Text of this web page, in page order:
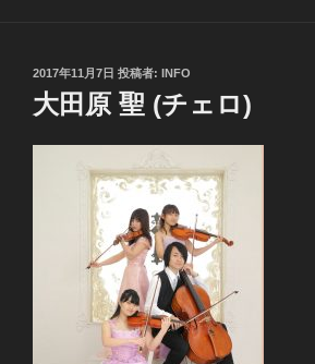
投
日:
2017年11月7日 投稿者: INFO
大田原 聖 (チェロ)